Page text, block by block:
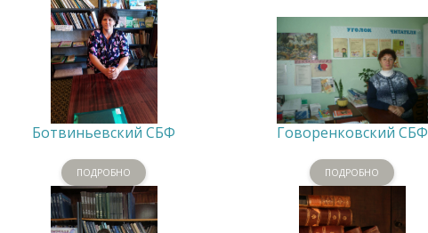
Ботвиньевский СБФ
ПОДРОБНО
Говоренковский СБФ
ПОДРОБНО